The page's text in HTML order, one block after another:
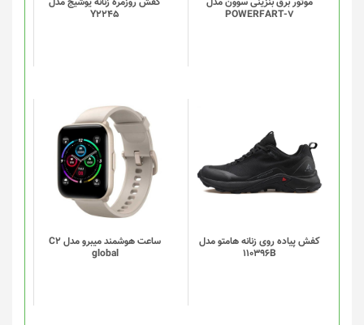
POWERFART-7
Y2245
کفش پیاده روی زنانه هامتو مدل
110396B
محصول
دارای
انواع
مختلفی
گزینه
ها
ساعت هوشمند میبرو مدل C2
global
این
محصول
دارای
انواع
مختلفی
می
گزینه
ها